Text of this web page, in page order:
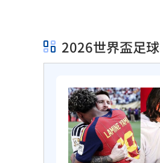
2026世界盃足